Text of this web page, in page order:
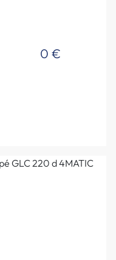
0 €